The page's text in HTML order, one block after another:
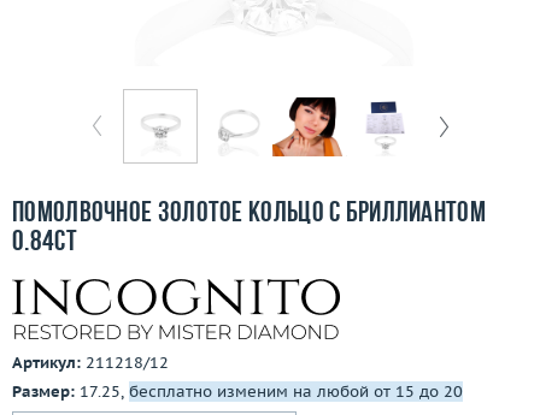
О компании
Контакты
3D-тур по шоуруму
Помолвочное золотое кольцо с бриллиантом
0.84ct
Артикул: 211218/12
Размер: 17.25, бесплатно изменим на любой от 15 до 20